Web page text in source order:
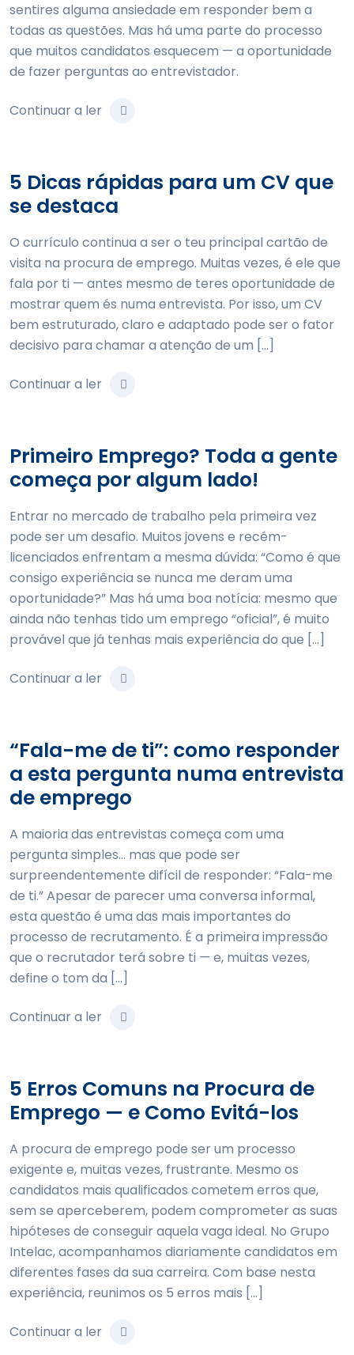
sentires alguma ansiedade em responder bem a
todas as questões. Mas há uma parte do processo
que muitos candidatos esquecem — a oportunidade
de fazer perguntas ao entrevistador.
Continuar a ler
5 Dicas rápidas para um CV que
se destaca
O currículo continua a ser o teu principal cartão de
visita na procura de emprego. Muitas vezes, é ele que
fala por ti — antes mesmo de teres oportunidade de
mostrar quem és numa entrevista. Por isso, um CV
bem estruturado, claro e adaptado pode ser o fator
decisivo para chamar a atenção de um […]
Continuar a ler
Primeiro Emprego? Toda a gente
começa por algum lado!
Entrar no mercado de trabalho pela primeira vez
pode ser um desafio. Muitos jovens e recém-
licenciados enfrentam a mesma dúvida: “Como é que
consigo experiência se nunca me deram uma
oportunidade?” Mas há uma boa notícia: mesmo que
ainda não tenhas tido um emprego “oficial”, é muito
provável que já tenhas mais experiência do que […]
Continuar a ler
“Fala-me de ti”: como responder
a esta pergunta numa entrevista
de emprego
A maioria das entrevistas começa com uma
pergunta simples… mas que pode ser
surpreendentemente difícil de responder: “Fala-me
de ti.” Apesar de parecer uma conversa informal,
esta questão é uma das mais importantes do
processo de recrutamento. É a primeira impressão
que o recrutador terá sobre ti — e, muitas vezes,
define o tom da […]
Continuar a ler
5 Erros Comuns na Procura de
Emprego — e Como Evitá-los
A procura de emprego pode ser um processo
exigente e, muitas vezes, frustrante. Mesmo os
candidatos mais qualificados cometem erros que,
sem se aperceberem, podem comprometer as suas
hipóteses de conseguir aquela vaga ideal. No Grupo
Intelac, acompanhamos diariamente candidatos em
diferentes fases da sua carreira. Com base nesta
experiência, reunimos os 5 erros mais […]
Continuar a ler